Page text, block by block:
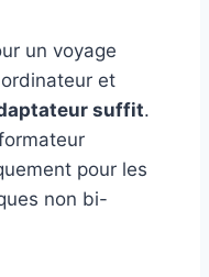
un voyage
et
suffit.
pour les
non bi-